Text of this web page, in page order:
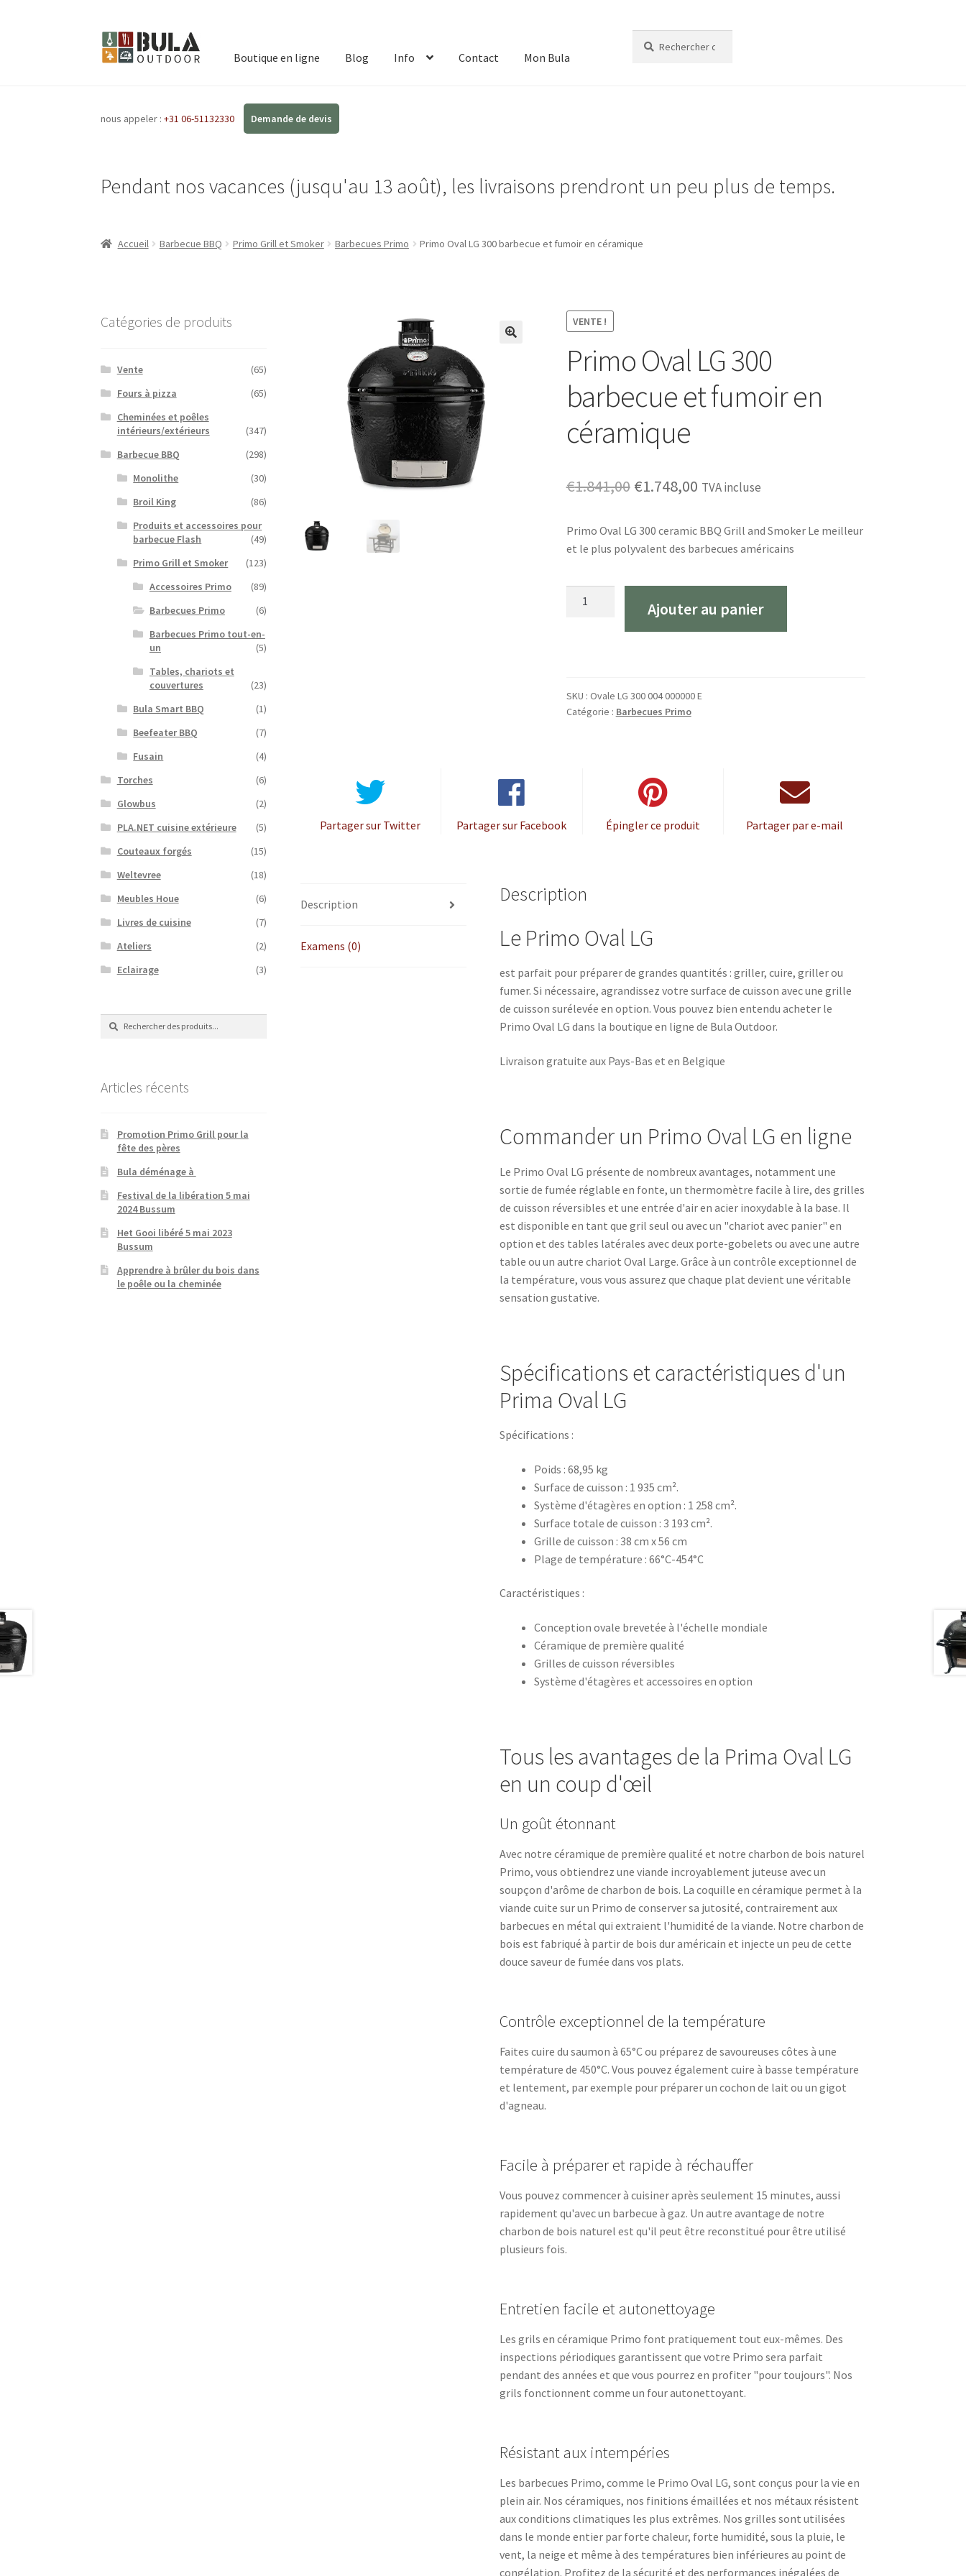
Boutique en ligne Blog Info Contact Mon Bula
nous appeler :+31 06-51132330
Pendant nos vacances (jusqu'au 13 août), les livraisons prendront un peu plus de temps.
Accueil Barbecue BBQ Primo Grill et Smoker Barbecues Primo Primo Oval LG 300 barbecue et fumoir en céramique
VENTE !
Primo Oval LG 300
barbecue et fumoir en
céramique
€1.841,00 Le
initial
€1.841,00.
€1.748,00Le
actuel
€1.748,00.
TVA incluse
Primo Oval LG 300 ceramic BBQ Grill and Smoker Le meilleur
et le plus polyvalent des barbecues américains
BBQ
Grill
Ajouter au panier
SKU : Ovale LG 300 004 000000 E
Catégorie : Barbecues Primo
Partager sur Twitter Partager sur Facebook Épingler ce produit Partager par e-mail
Description
Examens (0)
Description
Le Primo Oval LG
est parfait pour préparer de grandes quantités : griller, cuire, griller ou
fumer. Si nécessaire, agrandissez votre surface de cuisson avec une grille
de cuisson surélevée en option. Vous pouvez bien entendu acheter le
Primo Oval LG dans la boutique en ligne de Bula Outdoor.
Livraison gratuite aux Pays-Bas et en Belgique
Commander un Primo Oval LG en ligne
Le Primo Oval LG présente de nombreux avantages, notamment une
sortie de fumée réglable en fonte, un thermomètre facile à lire, des grilles
de cuisson réversibles et une entrée d'air en acier inoxydable à la base. Il
est disponible en tant que gril seul ou avec un "chariot avec panier" en
option et des tables latérales avec deux porte-gobelets ou avec une autre
table ou un autre chariot Oval Large. Grâce à un contrôle exceptionnel de
la température, vous vous assurez que chaque plat devient une véritable
sensation gustative.
Spécifications et caractéristiques d'un
Prima Oval LG
Spécifications :
Poids : 68,95 kg
Surface de cuisson : 1 935 cm².
Système d'étagères en option : 1 258 cm².
Surface totale de cuisson : 3 193 cm².
Grille de cuisson : 38 cm x 56 cm
Plage de température : 66°C-454°C
Caractéristiques :
Conception ovale brevetée à l'échelle mondiale
Céramique de première qualité
Grilles de cuisson réversibles
Système d'étagères et accessoires en option
Tous les avantages de la Prima Oval LG
en un coup d'œil
Un goût étonnant
Avec notre céramique de première qualité et notre charbon de bois naturel
Primo, vous obtiendrez une viande incroyablement juteuse avec un
soupçon d'arôme de charbon de bois. La coquille en céramique permet à la
viande cuite sur un Primo de conserver sa jutosité, contrairement aux
barbecues en métal qui extraient l'humidité de la viande. Notre charbon de
bois est fabriqué à partir de bois dur américain et injecte un peu de cette
douce saveur de fumée dans vos plats.
Contrôle exceptionnel de la température
Faites cuire du saumon à 65°C ou préparez de savoureuses côtes à une
température de 450°C. Vous pouvez également cuire à basse température
et lentement, par exemple pour préparer un cochon de lait ou un gigot
d'agneau.
Facile à préparer et rapide à réchauffer
Vous pouvez commencer à cuisiner après seulement 15 minutes, aussi
rapidement qu'avec un barbecue à gaz. Un autre avantage de notre
charbon de bois naturel est qu'il peut être reconstitué pour être utilisé
plusieurs fois.
Entretien facile et autonettoyage
Les grils en céramique Primo font pratiquement tout eux-mêmes. Des
inspections périodiques garantissent que votre Primo sera parfait
pendant des années et que vous pourrez en profiter "pour toujours". Nos
grils fonctionnent comme un four autonettoyant.
Résistant aux intempéries
Les barbecues Primo, comme le Primo Oval LG, sont conçus pour la vie en
plein air. Nos céramiques, nos finitions émaillées et nos métaux résistent
aux conditions climatiques les plus extrêmes. Nos grilles sont utilisées
dans le monde entier par forte chaleur, forte humidité, sous la pluie, le
vent, la neige et même à des températures bien inférieures au point de
congélation. Profitez de la sécurité et des performances inégalées de
Catégories de produits
Vente
(65)
Fours à pizza
(65)
Cheminées et poêles
intérieurs/extérieurs
(347)
Barbecue BBQ
(298)
Monolithe
(30)
Broil King
(86)
Produits et accessoires pour
barbecue Flash
(49)
Primo Grill et Smoker
(123)
Accessoires Primo
(89)
Barbecues Primo
(6)
Barbecues Primo tout-en-
un
(5)
Tables, chariots et
couvertures
(23)
Bula Smart BBQ
(1)
Beefeater BBQ
(7)
Fusain
(4)
Torches
(6)
Glowbus
(2)
PLA.NET cuisine extérieure
(5)
Couteaux forgés
(15)
Weltevree
(18)
Meubles Houe
(6)
Livres de cuisine
(7)
Ateliers
(2)
Eclairage
(3)
Recherche
Recherche
Articles récents
Promotion Primo Grill pour la
fête des pères
Bula déménage à
Festival de la libération 5 mai
2024 Bussum
Het Gooi libéré 5 mai 2023
Bussum
Apprendre à brûler du bois dans
le poêle ou la cheminée